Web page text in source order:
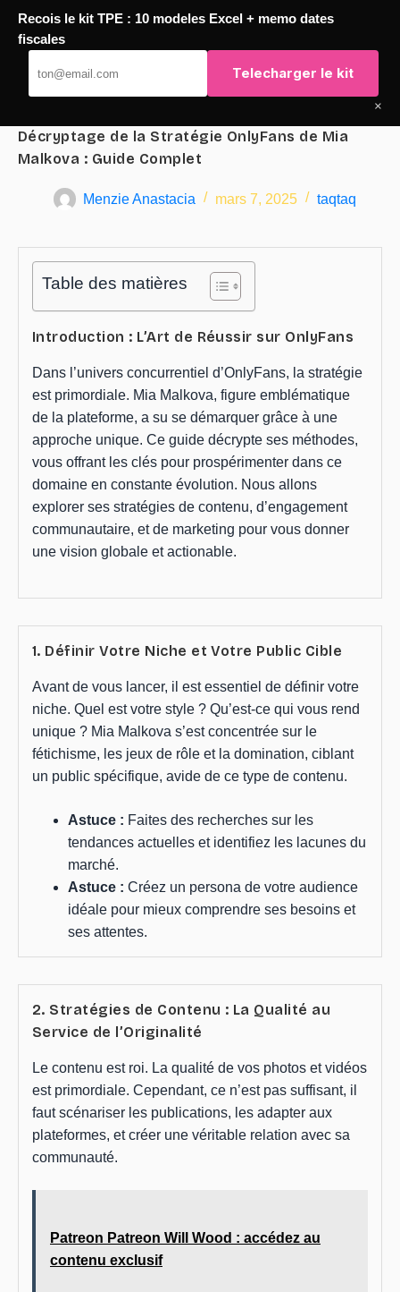
Passer
au
contenu
TaqTaq
Décryptage de la Stratégie OnlyFans de Mia
Malkova : Guide Complet
Menzie Anastacia mars 7, 2025 taqtaq
Table des matières
Introduction : L’Art de Réussir sur OnlyFans
Dans l’univers concurrentiel d’OnlyFans, la stratégie
est primordiale. Mia Malkova, figure emblématique
de la plateforme, a su se démarquer grâce à une
approche unique. Ce guide décrypte ses méthodes,
vous offrant les clés pour prospérimenter dans ce
domaine en constante évolution. Nous allons
explorer ses stratégies de contenu, d’engagement
communautaire, et de marketing pour vous donner
une vision globale et actionable.
1. Définir Votre Niche et Votre Public Cible
Avant de vous lancer, il est essentiel de définir votre
niche. Quel est votre style ? Qu’est-ce qui vous rend
unique ? Mia Malkova s’est concentrée sur le
fétichisme, les jeux de rôle et la domination, ciblant
un public spécifique, avide de ce type de contenu.
Astuce : Faites des recherches sur les
tendances actuelles et identifiez les lacunes du
marché.
Astuce : Créez un persona de votre audience
idéale pour mieux comprendre ses besoins et
ses attentes.
2. Stratégies de Contenu : La Qualité au
Service de l’Originalité
Le contenu est roi. La qualité de vos photos et vidéos
est primordiale. Cependant, ce n’est pas suffisant, il
faut scénariser les publications, les adapter aux
plateformes, et créer une véritable relation avec sa
communauté.
Patreon Patreon Will Wood : accédez au
contenu exclusif
Recois le kit TPE : 10 modeles Excel + memo dates
fiscales
Telecharger le kit
×